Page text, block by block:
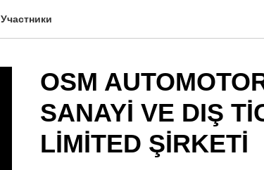
Участники
OSM
SANAYİ VE DIŞ
LİMİTED ŞİRKETİ